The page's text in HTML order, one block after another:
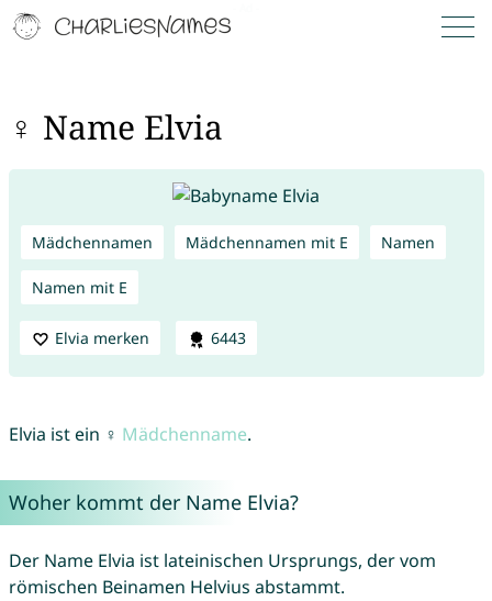
♀ Name Elvia
Mädchennamen Mädchennamen mit E Namen
Namen mit E
Elvia merken 6443
Elvia ist ein ♀ Mädchenname.
Woher kommt der Name Elvia?
Der Name Elvia ist lateinischen Ursprungs, der vom
römischen Beinamen Helvius abstammt.